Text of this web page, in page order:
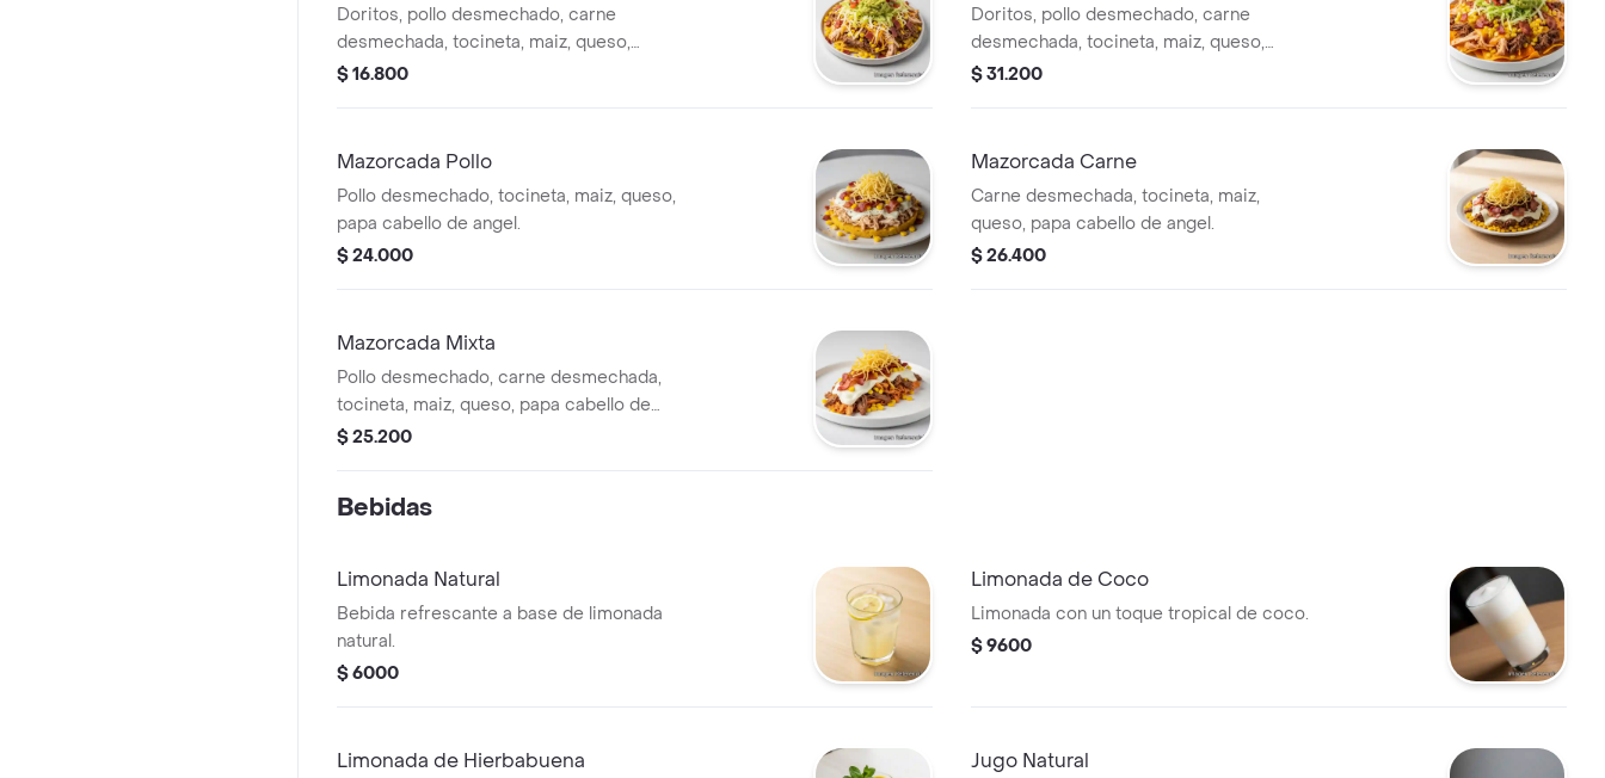
Doritos, pollo desmechado, carne
desmechada, tocineta, maiz, queso,
lechuga, pico de gallo y guacamole
$ 16.800
Doritos, pollo desmechado, carne
desmechada, tocineta, maiz, queso,
lechuga, pico de gallo y guacamole
$ 31.200
Mazorcada Pollo
Pollo desmechado, tocineta, maiz, queso,
papa cabello de angel.
$ 24.000
Mazorcada Carne
Carne desmechada, tocineta, maiz,
queso, papa cabello de angel.
$ 26.400
Mazorcada Mixta
Pollo desmechado, carne desmechada,
tocineta, maiz, queso, papa cabello de
angel.
$ 25.200
Bebidas
Limonada Natural
Bebida refrescante a base de limonada
natural.
$ 6000
Limonada de Coco
Limonada con un toque tropical de coco.
$ 9600
Limonada de Hierbabuena Jugo Natural